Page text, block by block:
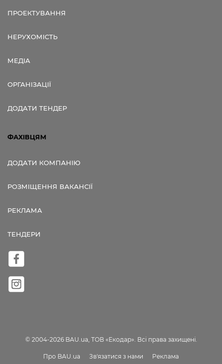
ПРОЕКТУВАННЯ
НЕРУХОМІСТЬ
МЕДІА
ОРГАНІЗАЦІЇ
ДОДАТИ ТЕНДЕР
ФАХІВЦЯМ
ДОДАТИ КОМПАНІЮ
РОЗМІЩЕННЯ ВАКАНСІЇ
РЕКЛАМА
ТЕНДЕРИ
© 2004-2026 BAU.ua, ТОВ «Екодар». Всі права захищені.
Про BAU.ua Зв'язатися з нами Реклама